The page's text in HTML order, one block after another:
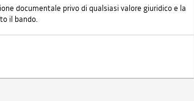
documentale privo di qualsiasi valore giuridico e la
il bando.